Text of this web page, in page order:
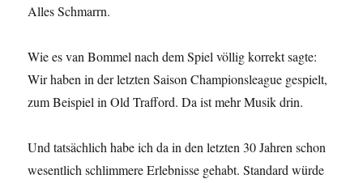
Alles Schmarrn.
Wie es van Bommel nach dem Spiel völlig korrekt sagte:
Wir haben in der letzten Saison Championsleague gespielt,
zum Beispiel in Old Trafford. Da ist mehr Musik drin.
Und tatsächlich habe ich da in den letzten 30 Jahren schon
wesentlich schlimmere Erlebnisse gehabt. Standard würde